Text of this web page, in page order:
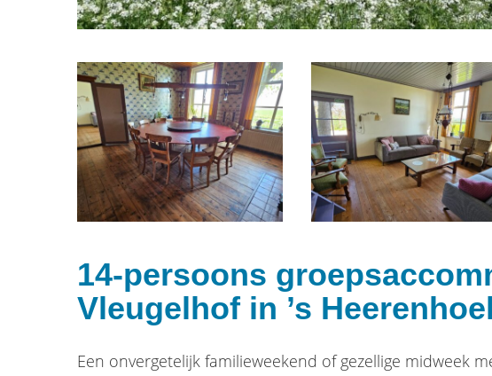
14-persoons
Vleugelhof in ’s
Een onvergetelijk familieweekend of gezellige midweek